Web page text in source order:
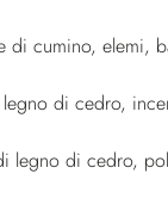
di cumino, elemi,
di cedro,
legno di cedro,